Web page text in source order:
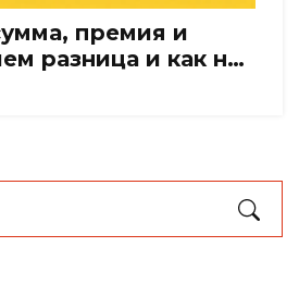
премия и
разница и как не